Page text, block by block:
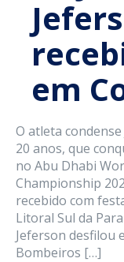
em
O atleta
20 anos, que
no Abu Dhabi
Championship
recebido com
Litoral Sul da
Jeferson desfilou
Bombeiros […]